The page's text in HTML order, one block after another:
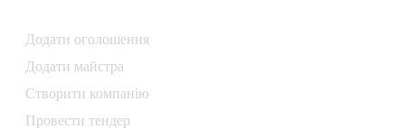
Додати oголошення
Додати майстра
Створити компанiю
Провести тендер